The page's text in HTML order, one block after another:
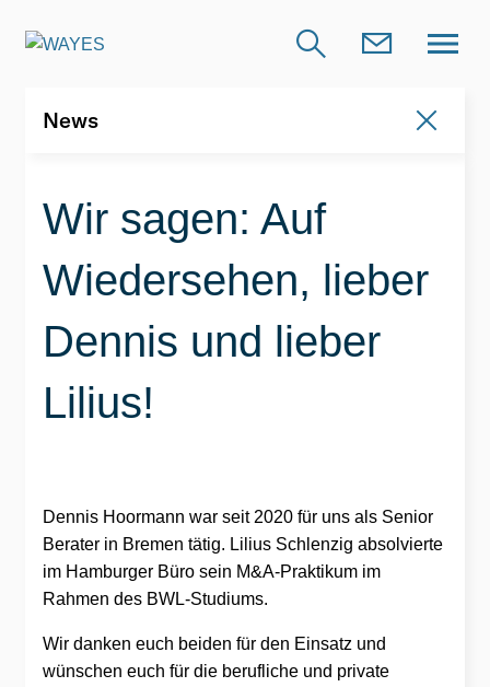
News
Wir sagen: Auf
Wiedersehen, lieber
Dennis und lieber
Lilius!
Dennis Hoormann war seit 2020 für uns als Senior
Berater in Bremen tätig. Lilius Schlenzig absolvierte
im Hamburger Büro sein M&A-Praktikum im
Rahmen des BWL-Studiums.
Wir danken euch beiden für den Einsatz und
wünschen euch für die berufliche und private